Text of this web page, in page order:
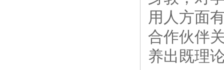
用人方面
合作伙伴
养出既理